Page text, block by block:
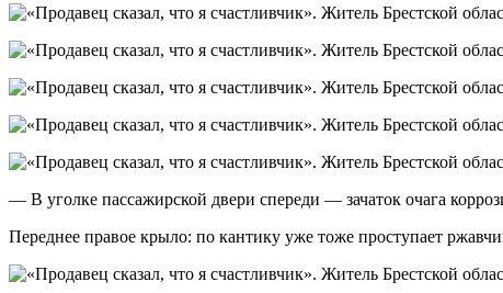
— В уголке пассажирской двери спереди — зачаток очага
Переднее правое крыло: по кантику уже тоже проступает